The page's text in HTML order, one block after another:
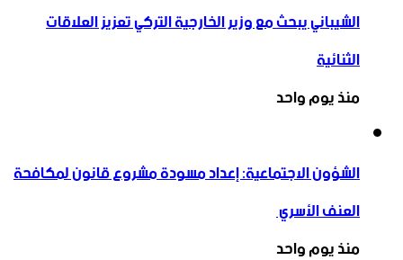
الشيباني يبحث مع وزير الخارجية التركي تعزيز العلاقات
الثنائية
منذ يوم واحد
الشؤون الاجتماعية: إعداد مسودة مشروع قانون لمكافحة
العنف الأسري ‏
منذ يوم واحد